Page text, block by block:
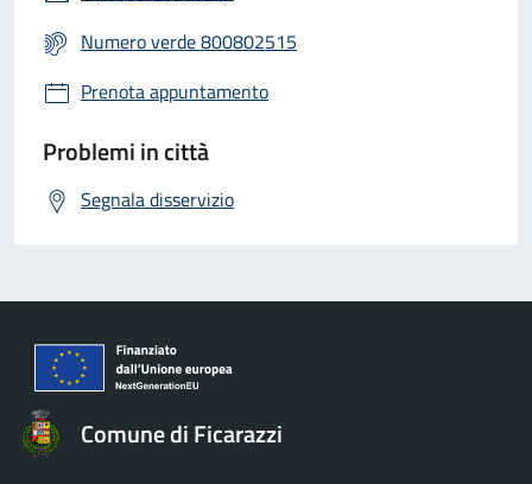
Numero verde 800802515
Prenota appuntamento
Problemi in città
Segnala disservizio
Comune di Ficarazzi